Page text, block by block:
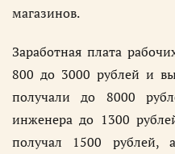
магазинов.
Заработная плата
800 до 3000 рублей и
получали до 8000
инженера до 1300
получал 1500 рублей,